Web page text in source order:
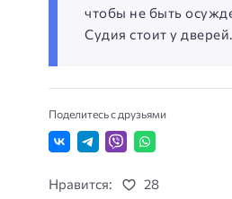
чтобы не быть
Судия стоит у дверей.
Поделитесь с друзьями
Нравится: 28